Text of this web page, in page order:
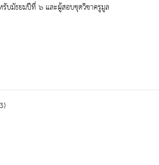
บมัธยมปีที่ ๖ และผู้สอบชุดวิชาครูมูล